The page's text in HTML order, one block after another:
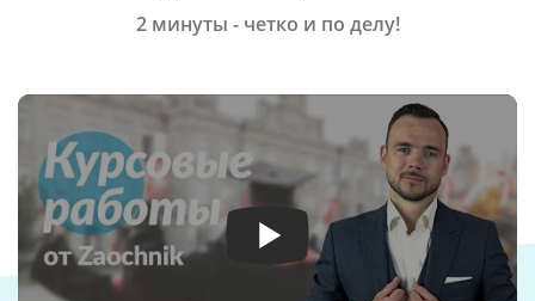
2 минуты - четко и по делу!